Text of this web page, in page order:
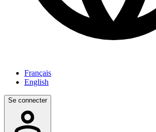
Français
English
Se connecter